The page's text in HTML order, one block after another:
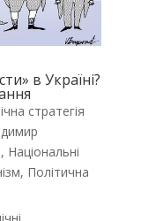
в Україні?
стратегія
, Національні
, Політична